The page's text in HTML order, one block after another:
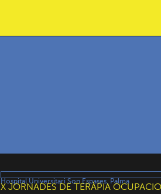
Hospital Universitari Son Espases, Palma
X JORNADES DE TERÀPIA